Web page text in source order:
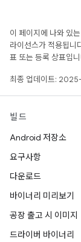
이 페이지에 나와 있
라이선스가 적용됩
표 또는 등록 상표입
최종 업데이트:
빌드
Android 저장소
요구사항
다운로드
바이너리 미리보기
공장 출고 시 이미지
드라이버 바이너리